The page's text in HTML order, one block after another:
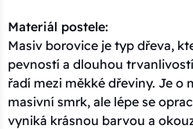
Materiál postele:
Masiv borovice je typ dřeva,
pevností a dlouhou
řadí mezi měkké dřeviny. Je o
masivní smrk, ale lépe se
vyniká krásnou barvou a